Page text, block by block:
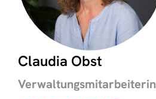
Claudia Obst
Verwaltungsmitarbeiterin